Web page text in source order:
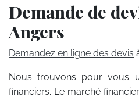
Demande de
Angers
Demandez en ligne des devis
Nous trouvons pour vous
financiers. Le marché